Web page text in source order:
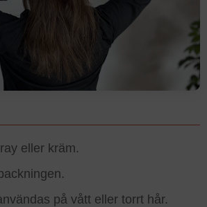
eller kräm.
på vått eller torrt hår.